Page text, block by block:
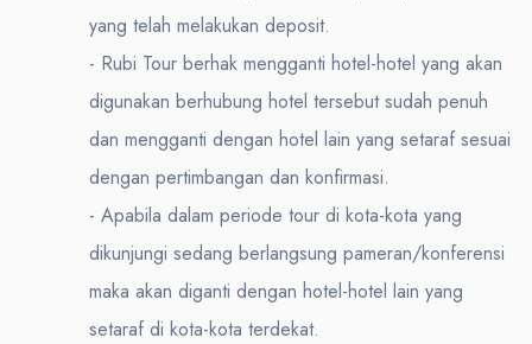
yang telah melakukan deposit.
- Rubi Tour berhak mengganti hotel-hotel yang akan
digunakan berhubung hotel tersebut sudah penuh
dan mengganti dengan hotel lain yang setaraf sesuai
dengan pertimbangan dan konfirmasi.
- Apabila dalam periode tour di kota-kota yang
dikunjungi sedang berlangsung pameran/konferensi
maka akan diganti dengan hotel-hotel lain yang
setaraf di kota-kota terdekat.